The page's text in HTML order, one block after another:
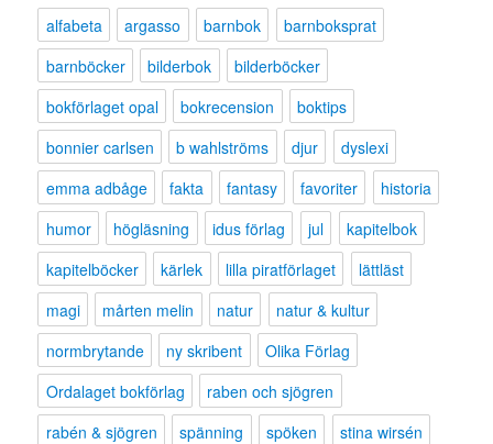
alfabeta argasso barnbok
barnboksprat
barnböcker
bilderbok
bilderböcker
bokförlaget opal
bokrecension
boktips
bonnier carlsen
b wahlströms djur
dyslexi
emma adbåge
fakta fantasy favoriter
historia
humor
högläsning idus förlag jul
kapitelbok
kapitelböcker
kärlek lilla piratförlaget
lättläst
magi
mårten melin natur
natur & kultur
normbrytande
ny skribent
Olika Förlag
Ordalaget bokförlag
raben och sjögren
rabén & sjögren
spänning spöken
stina wirsén